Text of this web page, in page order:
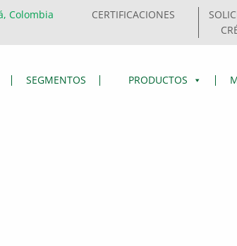
Colombia CERTIFICACIONES
SEGMENTOS PRODUCTOS